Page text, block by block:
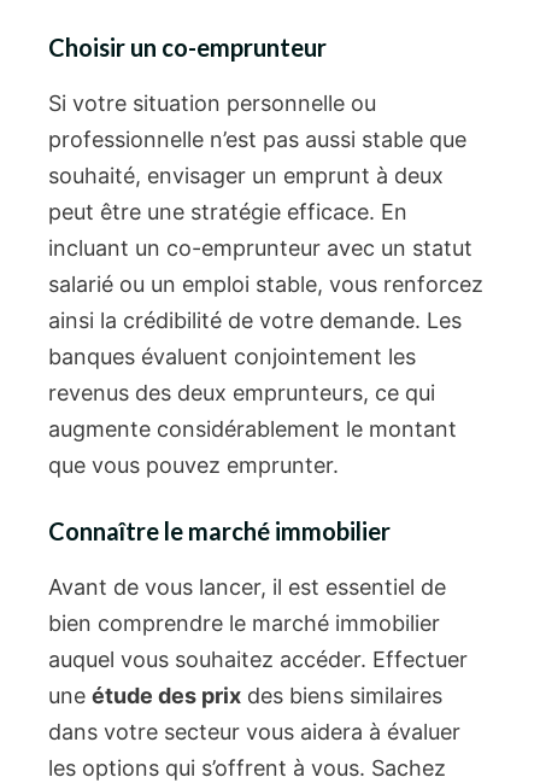
Choisir un co-emprunteur
Si votre situation personnelle ou
professionnelle n’est pas aussi stable que
souhaité, envisager un emprunt à deux
peut être une stratégie efficace. En
incluant un co-emprunteur avec un statut
salarié ou un emploi stable, vous renforcez
ainsi la crédibilité de votre demande. Les
banques évaluent conjointement les
revenus des deux emprunteurs, ce qui
augmente considérablement le montant
que vous pouvez emprunter.
Connaître le marché immobilier
Avant de vous lancer, il est essentiel de
bien comprendre le marché immobilier
auquel vous souhaitez accéder. Effectuer
une étude des prix des biens similaires
dans votre secteur vous aidera à évaluer
les options qui s’offrent à vous. Sachez